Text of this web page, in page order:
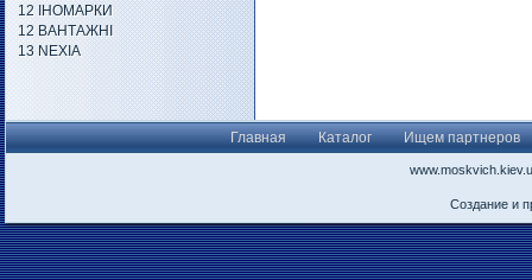
12 ІНОМАРКИ
12 ВАНТАЖНІ
13 NEXIA
Главная Каталог Ищем партнеров
Создание и